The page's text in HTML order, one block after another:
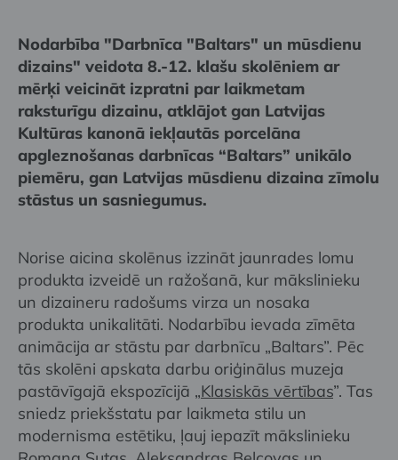
Nodarbība "Darbnīca "Baltars" un mūsdienu
dizains" veidota 8.-12. klašu skolēniem ar
mērķi veicināt izpratni par laikmetam
raksturīgu dizainu, atklājot gan Latvijas
Kultūras kanonā iekļautās porcelāna
apgleznošanas darbnīcas “Baltars” unikālo
piemēru, gan Latvijas mūsdienu dizaina zīmolu
stāstus un sasniegumus.
Norise aicina skolēnus izzināt jaunrades lomu
produkta izveidē un ražošanā, kur mākslinieku
un dizaineru radošums virza un nosaka
produkta unikalitāti. Nodarbību ievada zīmēta
animācija ar stāstu par darbnīcu „Baltars”. Pēc
tās skolēni apskata darbu oriģinālus muzeja
pastāvīgajā ekspozīcijā „Klasiskās vērtības”. Tas
sniedz priekšstatu par laikmeta stilu un
modernisma estētiku, ļauj iepazīt mākslinieku